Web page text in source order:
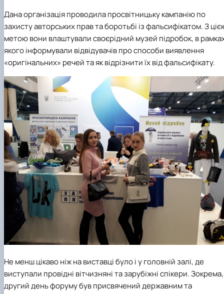
Дана організація проводила просвітницьку кампанію по
захисту авторських прав та боротьбі із фальсифікатом. З
метою вони влаштували своєрідний музей підробок, в
якого інформували відвідувачів про способи виявлення
«оригінальних» речей та як відрізнити їх від фальсифікату.
Не менш цікаво ніж на виставці було і у головній залі, де
виступали провідні вітчизняні та зарубіжні спікери. Зокрема,
другий день форуму був присвячений державним та